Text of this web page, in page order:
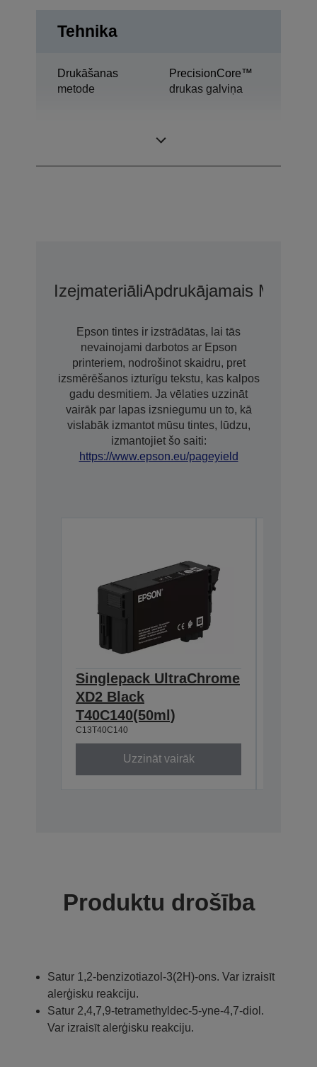
Tehnika
Drukāšanas
metode
PrecisionCore™
drukas galviņa
IzejmateriāliApdrukājamais
Epson tintes ir izstrādātas, lai tās
nevainojami darbotos ar Epson
printeriem, nodrošinot skaidru, pret
izsmērēšanos izturīgu tekstu, kas kalpos
gadu desmitiem. Ja vēlaties uzzināt
vairāk par lapas izsniegumu un to, kā
vislabāk izmantot mūsu tintes, lūdzu,
izmantojiet šo saiti:
https://www.epson.eu/pageyield
Singlepack UltraChrome
XD2 Black
T40C140(50ml)
C13T40C140
Uzzināt vairāk
Produktu drošība
Satur 1,2-benzizotiazol-3(2H)-ons. Var izraisīt
alerģisku reakciju.
Satur 2,4,7,9-tetramethyldec-5-yne-4,7-diol.
Var izraisīt alerģisku reakciju.